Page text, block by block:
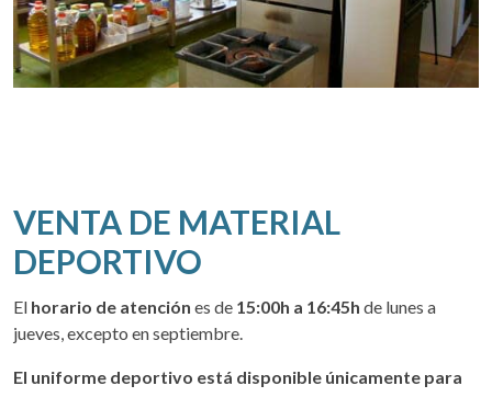
VENTA DE MATERIAL
DEPORTIVO
El horario de atención es de 15:00h a 16:45h de lunes a
jueves, excepto en septiembre.
El uniforme deportivo está disponible únicamente para